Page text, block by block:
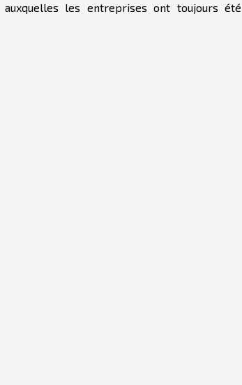
les entreprises ont toujours été